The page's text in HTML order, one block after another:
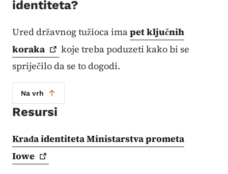
identiteta?
Ured državnog tužioca imapet ključnih
koraka
koje treba poduzeti kako bi se
spriječilo da se to dogodi.
Na vrh
Resursi
Krađa identiteta Ministarstva prometa
Iowe